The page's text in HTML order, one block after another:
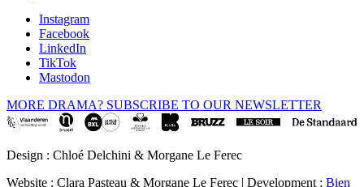
Instagram
Facebook
LinkedIn
TikTok
Mastodon
MORE DRAMA? SUBSCRIBE TO OUR NEWSLETTER
Design : Chloé Delchini & Morgane Le Ferec
Website : Clara Pasteau & Morgane Le Ferec | Development : Bien